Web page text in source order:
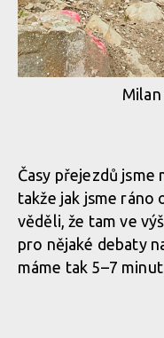
Milan
Časy přejezdů jsme
takže jak jsme ráno
věděli, že tam ve
pro nějaké debaty
máme tak 5–7